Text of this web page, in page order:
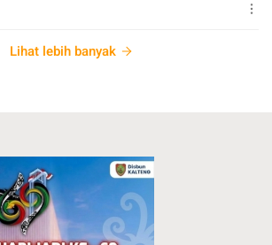
Lihat lebih banyak